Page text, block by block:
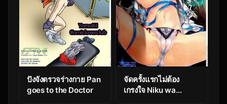
ปังจังตรวจร่างกาย Pan
goes to the Doctor
จัดครั้งแรกไม่ต้อง
เกรงใจ Niku wa